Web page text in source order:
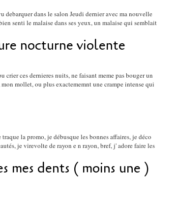
debarquer dans le salon Jeudi dernier avec ma nouvelle
senti le malaise dans ses yeux, un malaise qui semblait
nocturne violente
ces dernieres nuits, ne faisant meme pas bouger un
mollet, ou plus exactememnt une crampe intense qui
la promo, je débusque les bonnes affaires, je déco
je virevolte de rayon e n rayon, bref, j' adore faire les
mes dents ( moins une )